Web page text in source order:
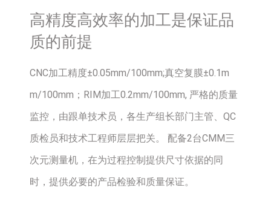
高精度高效率的加工是保证品
质的前提
CNC加工精度±0.05mm/100mm;真空复膜±0.1m
m/100mm；RIM加工0.2mm/100mm, 严格的质量
监控，由跟单技术员，各生产组长部门主管、QC
质检员和技术工程师层层把关。 配备2台CMM三
次元测量机，在为过程控制提供尺寸依据的同
时，提供必要的产品检验和质量保证。